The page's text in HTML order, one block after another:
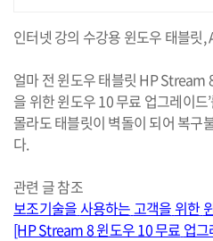
인터넷 강의 수강용 윈도우 태블릿,
얼마 전 윈도우 태블릿 HP Stream
을 위한 윈도우10무료 업그레이드’
몰라도 태블릿이 벽돌이 되어 복구
다.
관련 글 참조
보조기술을사용하는 고객을 위한
[HP Stream 8윈도우 10무료 업